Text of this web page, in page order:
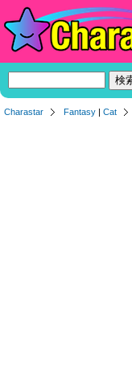
Charastar Fantasy | Cat